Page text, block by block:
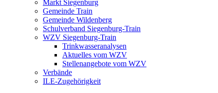
Markt Siegenburg
Gemeinde Train
Gemeinde Wildenberg
Schulverband Siegenburg-Train
WZV Siegenburg-Train
Trinkwasseranalysen
Aktuelles vom WZV
Stellenangebote vom WZV
Verbände
ILE-Zugehörigkeit